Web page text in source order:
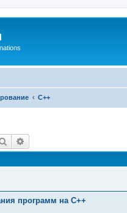
C++
Поиск
программ на C++